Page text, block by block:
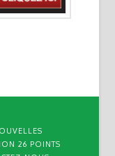
26 POINTS